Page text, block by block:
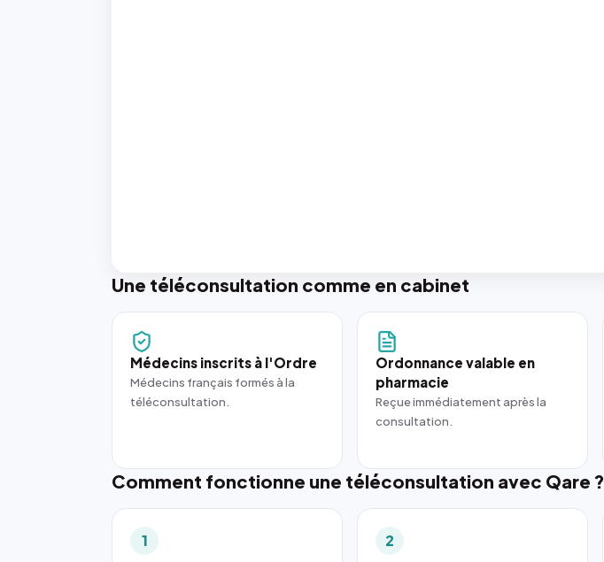
Une téléconsultation comme en cabinet
Médecins inscrits à l'Ordre
Médecins français formés à la
téléconsultation.
Ordonnance valable en
pharmacie
Reçue immédiatement après la
consultation.
Comment fonctionne une téléconsultation avec Qare ?
1
2